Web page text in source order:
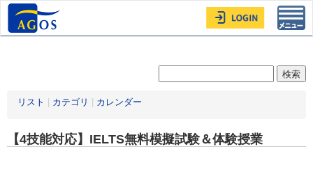
リスト カテゴリ カレンダー
【4技能対応】IELTS無料模擬試験＆体験授業